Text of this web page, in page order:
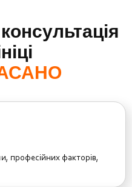
професійних факторів,